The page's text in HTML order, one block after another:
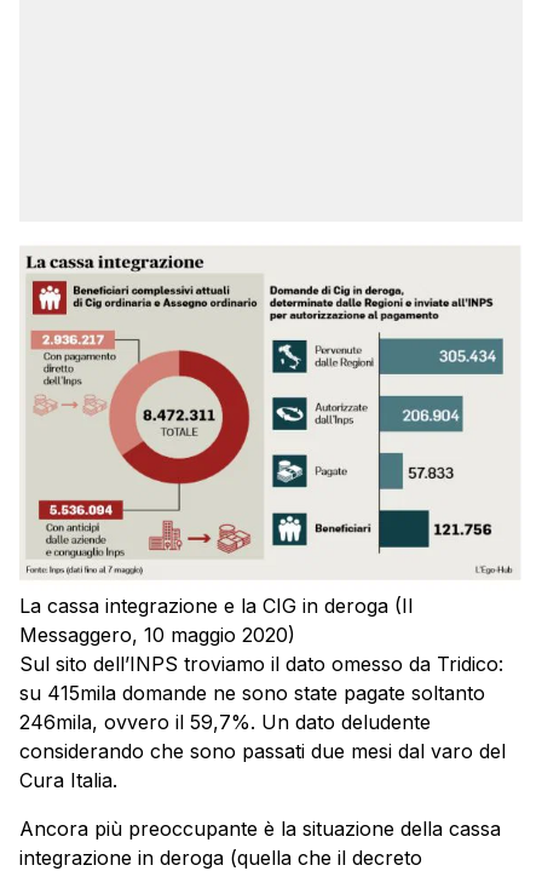
La cassa integrazione e la CIG in deroga (Il
Messaggero, 10 maggio 2020)
Sul sito dell’INPS troviamo il dato omesso da Tridico:
su 415mila domande ne sono state pagate soltanto
246mila, ovvero il 59,7%. Un dato deludente
considerando che sono passati due mesi dal varo del
Cura Italia.
Ancora più preoccupante è la situazione della cassa
integrazione in deroga (quella che il decreto